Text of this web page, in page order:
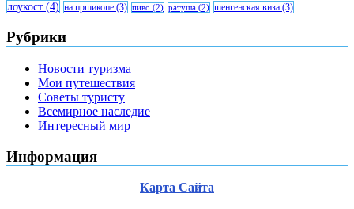
лоукост (4) на пршикопе (3) пиво (2) ратуша (2) шенгенская виза (3)
Рубрики
Новости туризма
Мои путешествия
Советы туристу
Всемирное наследие
Интересный мир
Информация
Карта Сайта